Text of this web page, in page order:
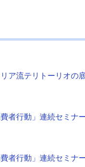
ア流テリトーリオ
者行動」連続セミ
者行動」連続セミナ